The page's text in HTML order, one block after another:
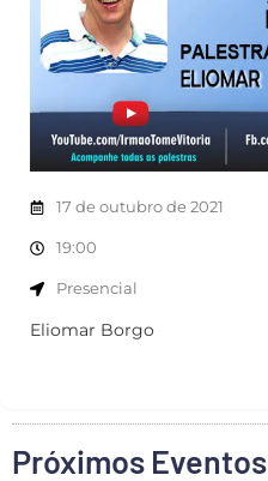
17 de outubro de 2021
19:00
Presencial
Eliomar Borgo
Próximos Eventos